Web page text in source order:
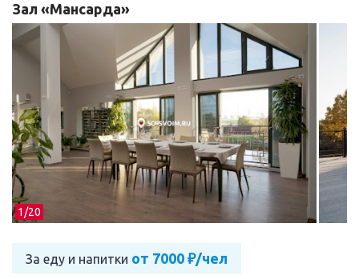
1/20
Зал «Мансарда»
За еду и напитки от 7000 ₽/чел